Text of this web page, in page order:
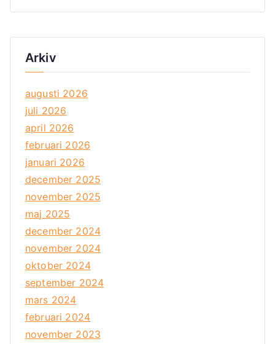
Arkiv
augusti 2026
juli 2026
april 2026
februari 2026
januari 2026
december 2025
november 2025
maj 2025
december 2024
november 2024
oktober 2024
september 2024
mars 2024
februari 2024
november 2023